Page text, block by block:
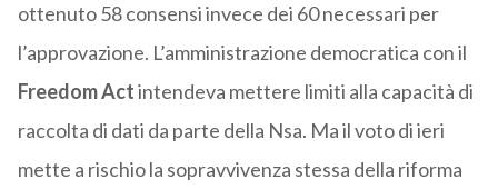
ottenuto 58 consensi invece dei 60 necessari per
l’approvazione. L’amministrazione democratica con il
Freedom Actintendeva mettere limiti alla capacità di
raccolta di dati da parte della Nsa. Ma il voto di ieri
mette a rischio la sopravvivenza stessa della riforma